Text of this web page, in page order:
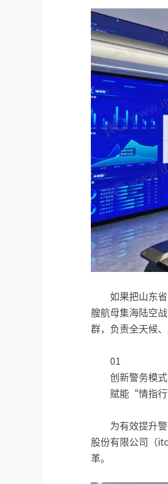
如果把山东
艘航母集海陆空
群，负责全天候
01
创新警务模
赋能“情指
为有效提升
股份有限公司（
革。